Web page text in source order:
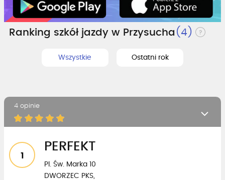
Ranking szkół jazdy w Przysucha (4)
Wszystkie Ostatni rok
4 opinie
1
PERFEKT
Pl. Św. Marka 10
DWORZEC PKS,